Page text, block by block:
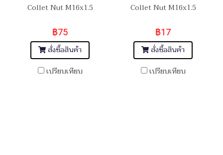
Collet Nut M16x1.5
฿75
สั่งซื้อสินค้า
เปรียบเทียบ
Collet Nut M16x1.5
฿17
สั่งซื้อสินค้า
เปรียบเทียบ